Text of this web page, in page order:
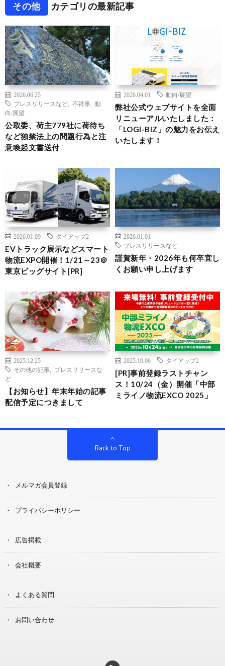
その他 カテゴリの最新記事
2026.06.25
プレスリリースなど
不祥事
動
向/展望
公取委、荷主779社に荷待ち
など独禁法上の問題行為と注
意喚起文書送付
2026.04.01 動向/展望
弊社公式ウェブサイトを全面
リニューアルいたしました：
「LOGI-BIZ」の魅力をお伝え
いたします！
2026.01.09 タイアップ2
EVトラック展示などスマート
物流EXPO開催！1/21～23＠
東京ビッグサイト[PR]
2026.01.01
プレスリリースなど
謹賀新年・2026年も何卒宜し
くお願い申し上げます
2025.12.25
その他の記事
プレスリリースな
ど
【お知らせ】年末年始の記事
配信予定につきまして
2025.10.06 タイアップ2
[PR]事前登録ラストチャン
ス！10/24（金）開催「中部
ミライノ物流EXCO 2025」
Back to Top
メルマガ会員登録
プライバシーポリシー
広告掲載
会社概要
よくある質問
お問い合わせ